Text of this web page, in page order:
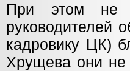
При этом не
руководителей
кадровику ЦК)
Хрущева они не